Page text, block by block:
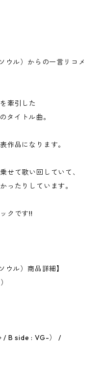
ウル）からの一言リコメ
牽引した
タイトル曲。
作品になります。
せて歌い回していて、
ったりしています。
クです!!
ウル）商品詳細】
/ B side : VG-） /